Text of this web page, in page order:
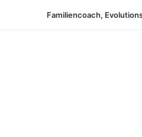
Familiencoach,